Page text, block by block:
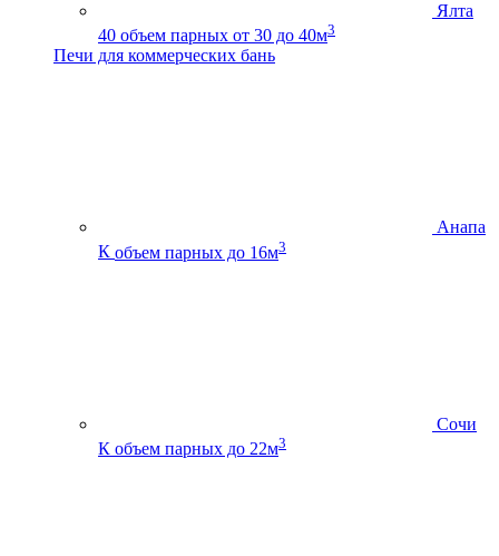
Ялта
40 объем парных от 30 до 40м3
Печи для коммерческих бань
Анапа
К объем парных до 16м3
Сочи
К объем парных до 22м3